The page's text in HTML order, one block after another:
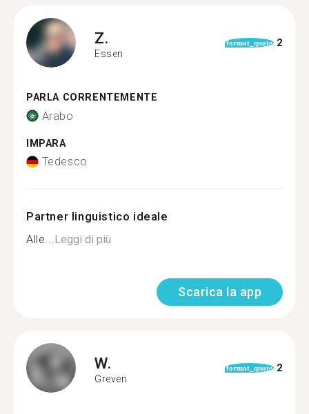
Z.
Essen
format_quote 2
PARLA CORRENTEMENTE
Arabo
IMPARA
Tedesco
Partner linguistico ideale
Alle...Leggi di più
Scarica la app
W.
Greven
format_quote 2